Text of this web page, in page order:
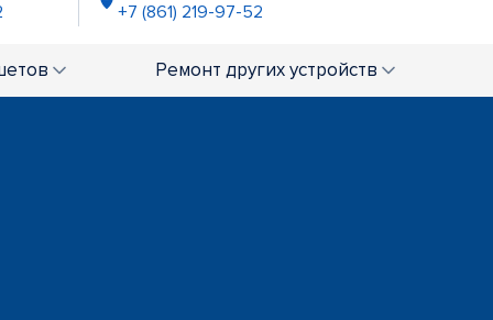
+7 (861) 219-97-52
+7 (861) 201-26-59
Рынок "Юбилейный"
Ремонт других устройств